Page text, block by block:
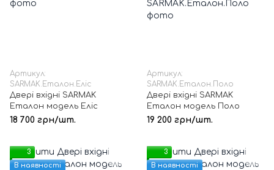
Артикул:
SARMAK.Еталон.Еліс
Двері вхідні SARMAK
Еталон модель Еліс
18 700 грн/шт.
Артикул:
SARMAK.Еталон.Поло
Двері вхідні SARMAK
Еталон модель Поло
19 200 грн/шт.
3
В наявності
3
В наявності